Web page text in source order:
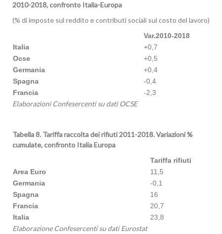
2010-2018, confronto Italia-Europa
(% di imposte sul reddito e contributi sociali sul costo del lavoro)
Var.2010-2018
Italia
+0,7
Ocse
+0,5
Germania
+0,4
Spagna
-0,4
Francia
-2,3
Elaborazioni Confesercenti su dati OCSE
Tabella 8. Tariffa raccolta dei rifiuti 2011-2018. Variazioni %
cumulate, confronto Italia Europa
Tariffa rifiuti
Area Euro
11,5
Germania
-0,1
Spagna
16
Francia
20,7
Italia
23,8
ElaborazioneConfesercenti su dati Eurostat